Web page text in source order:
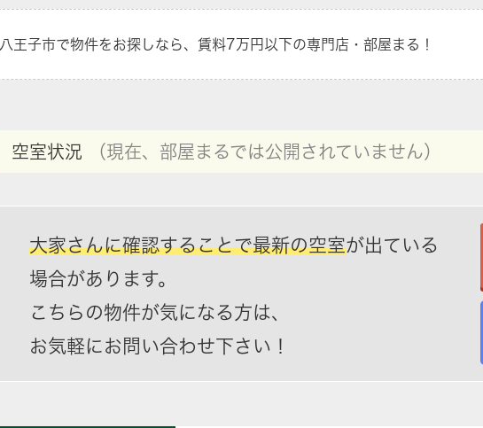
八王子市で物件をお探しなら、賃料7万円以下の専門店・部屋まる！
空室状況 （現在、部屋まるでは公開されていません）
大家さんに確認することで最新の空室が出ている
場合があります。
こちらの物件が気になる方は、
お気軽にお問い合わせ下さい！